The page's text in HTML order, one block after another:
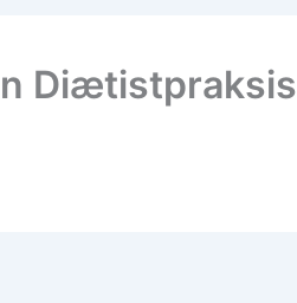
Diætistpraksis